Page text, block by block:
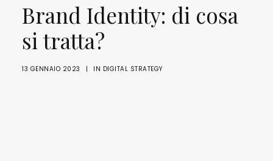
ADVOCACY
CONTATTACI
Brand Identity: di cosa
si tratta?
13 GENNAIO 2023 | IN DIGITAL STRATEGY